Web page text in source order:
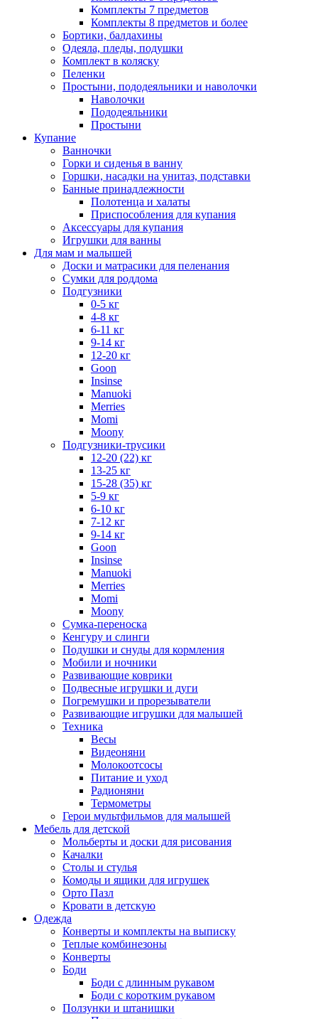
Комплекты 7 предметов
Комплекты 8 предметов и более
Бортики, балдахины
Одеяла, пледы, подушки
Комплект в коляску
Пеленки
Простыни, пододеяльники и наволочки
Наволочки
Пододеяльники
Простыни
Купание
Ванночки
Горки и сиденья в ванну
Горшки, насадки на унитаз, подставки
Банные принадлежности
Полотенца и халаты
Приспособления для купания
Аксессуары для купания
Игрушки для ванны
Для мам и малышей
Доски и матрасики для пеленания
Сумки для роддома
Подгузники
0-5 кг
4-8 кг
6-11 кг
9-14 кг
12-20 кг
Goon
Insinse
Manuoki
Merries
Momi
Moony
Подгузники-трусики
12-20 (22) кг
13-25 кг
15-28 (35) кг
5-9 кг
6-10 кг
7-12 кг
9-14 кг
Goon
Insinse
Manuoki
Merries
Momi
Moony
Сумка-переноска
Кенгуру и слинги
Подушки и снуды для кормления
Мобили и ночники
Развивающие коврики
Подвесные игрушки и дуги
Погремушки и прорезыватели
Развивающие игрушки для малышей
Техника
Весы
Видеоняни
Молокоотсосы
Питание и уход
Радионяни
Термометры
Герои мультфильмов для малышей
Мебель для детской
Мольберты и доски для рисования
Качалки
Столы и стулья
Комоды и ящики для игрушек
Орто Пазл
Кровати в детскую
Одежда
Конверты и комплекты на выписку
Теплые комбинезоны
Конверты
Боди
Боди с длинным рукавом
Боди с коротким рукавом
Ползунки и штанишки